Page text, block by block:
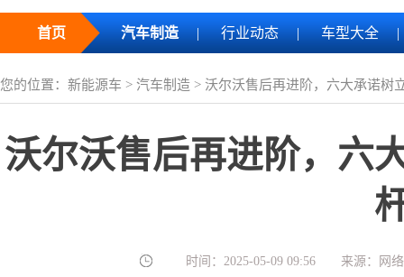
首页 汽车制造 | 行业动态 | 车型大全 |
您的位置： 新能源车 > 汽车制造 > 沃尔沃售后再进阶，六大承诺树
沃尔沃售后再进阶，六
时间：2025-05-09 09:56 来源：网络